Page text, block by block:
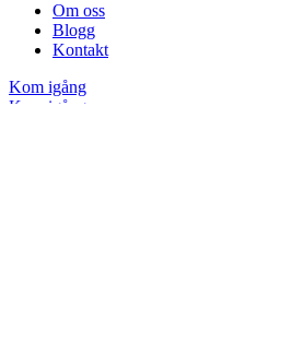
Om oss
Blogg
Kontakt
Kom igång